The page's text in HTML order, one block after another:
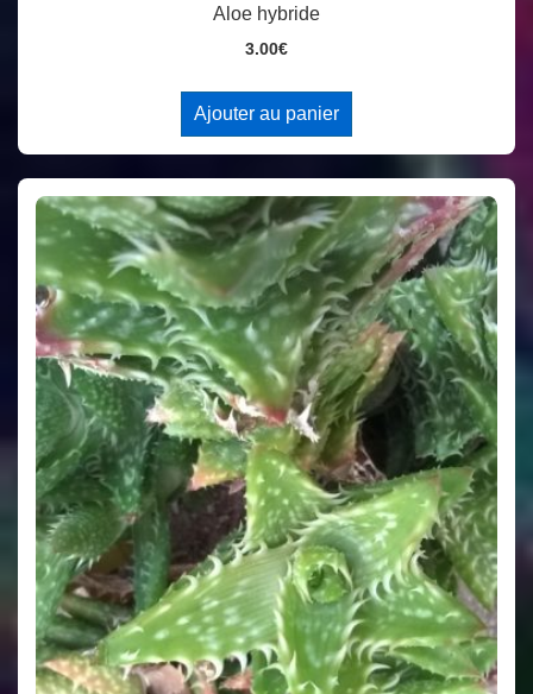
Aloe hybride
3.00€
Ajouter au panier